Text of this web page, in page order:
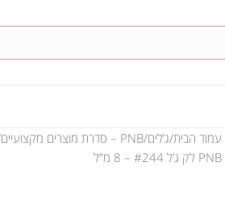
עמוד הבית ג’לים PNB – סדרת מוצרים מקצועיים
PNB לק ג’ל #244 – 8 מ”ל